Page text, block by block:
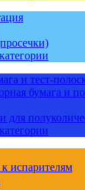
и тест-
бумага и
для
испарителям